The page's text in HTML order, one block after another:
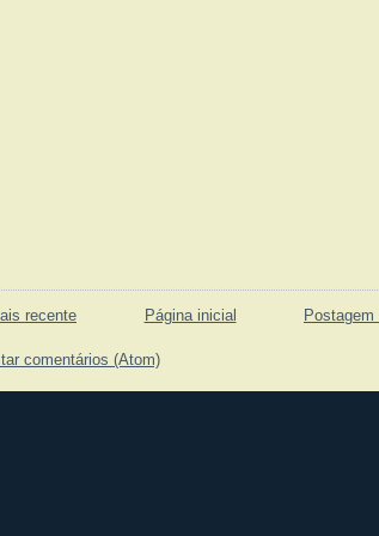
recente Página inicial
comentários (Atom)